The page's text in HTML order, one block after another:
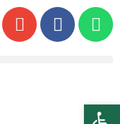
פתח סרגל נגישות